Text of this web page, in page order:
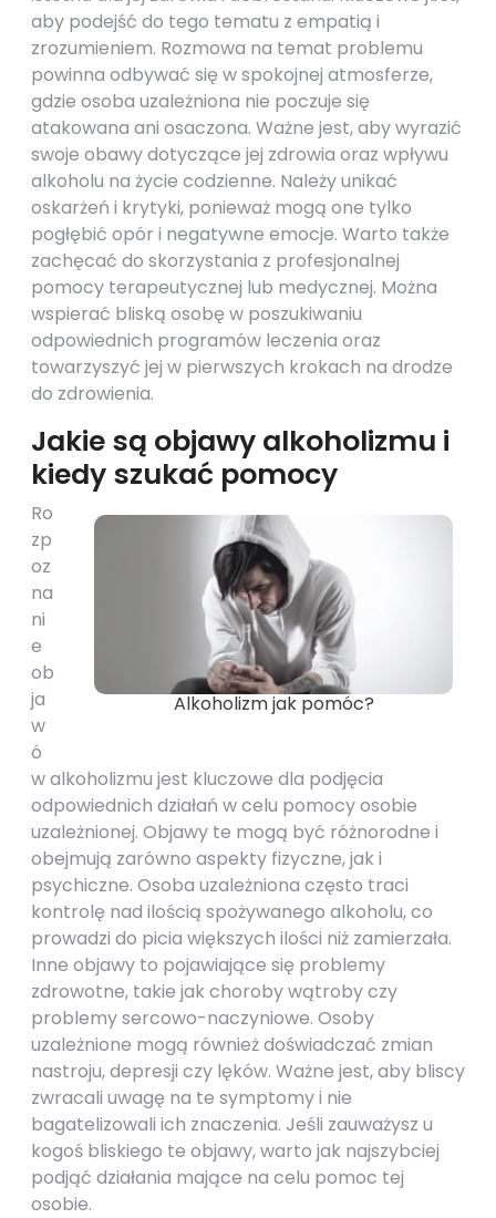
aby podejść do tego tematu z empatią i
zrozumieniem. Rozmowa na temat problemu
powinna odbywać się w spokojnej atmosferze,
gdzie osoba uzależniona nie poczuje się
atakowana ani osaczona. Ważne jest, aby wyrazić
swoje obawy dotyczące jej zdrowia oraz wpływu
alkoholu na życie codzienne. Należy unikać
oskarżeń i krytyki, ponieważ mogą one tylko
pogłębić opór i negatywne emocje. Warto także
zachęcać do skorzystania z profesjonalnej
pomocy terapeutycznej lub medycznej. Można
wspierać bliską osobę w poszukiwaniu
odpowiednich programów leczenia oraz
towarzyszyć jej w pierwszych krokach na drodze
do zdrowienia.
Jakie są objawy alkoholizmu i
kiedy szukać pomocy
Alkoholizm jak pomóc?
Ro
zp
oz
na
ni
e
ob
ja
w
ó
w alkoholizmu jest kluczowe dla podjęcia
odpowiednich działań w celu pomocy osobie
uzależnionej. Objawy te mogą być różnorodne i
obejmują zarówno aspekty fizyczne, jak i
psychiczne. Osoba uzależniona często traci
kontrolę nad ilością spożywanego alkoholu, co
prowadzi do picia większych ilości niż zamierzała.
Inne objawy to pojawiające się problemy
zdrowotne, takie jak choroby wątroby czy
problemy sercowo-naczyniowe. Osoby
uzależnione mogą również doświadczać zmian
nastroju, depresji czy lęków. Ważne jest, aby bliscy
zwracali uwagę na te symptomy i nie
bagatelizowali ich znaczenia. Jeśli zauważysz u
kogoś bliskiego te objawy, warto jak najszybciej
podjąć działania mające na celu pomoc tej
osobie.